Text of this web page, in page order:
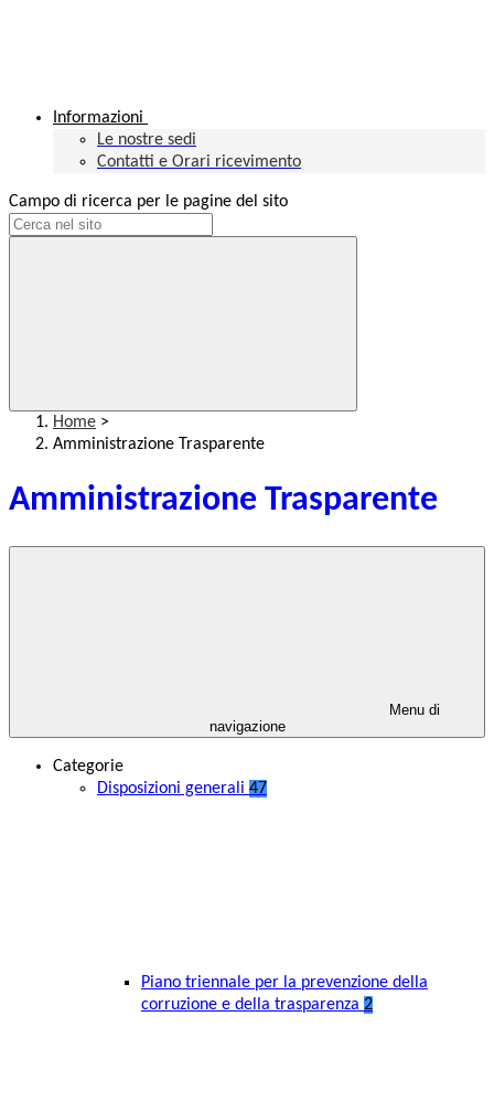
Informazioni
Le nostre sedi
Contatti e Orari ricevimento
Campo di ricerca per le pagine del sito
Home >
Amministrazione Trasparente
Amministrazione Trasparente
Menu di
navigazione
Categorie
Disposizioni generali 47
Piano triennale per la prevenzione della
corruzione e della trasparenza 2